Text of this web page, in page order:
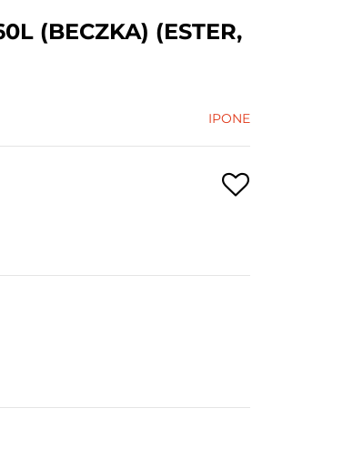
(BECZKA) (ESTER,
IPONE